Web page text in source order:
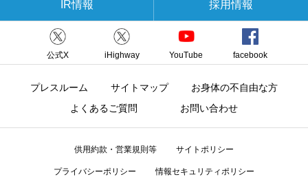
IR情報 採用情報
公式X iHighway YouTube facebook
プレスルーム サイトマップ
お身体の不自由な方
よくあるご質問
お問い合わせ
供用約款・営業規則等 サイトポリシー
プライバシーポリシー 情報セキュリティポリシー